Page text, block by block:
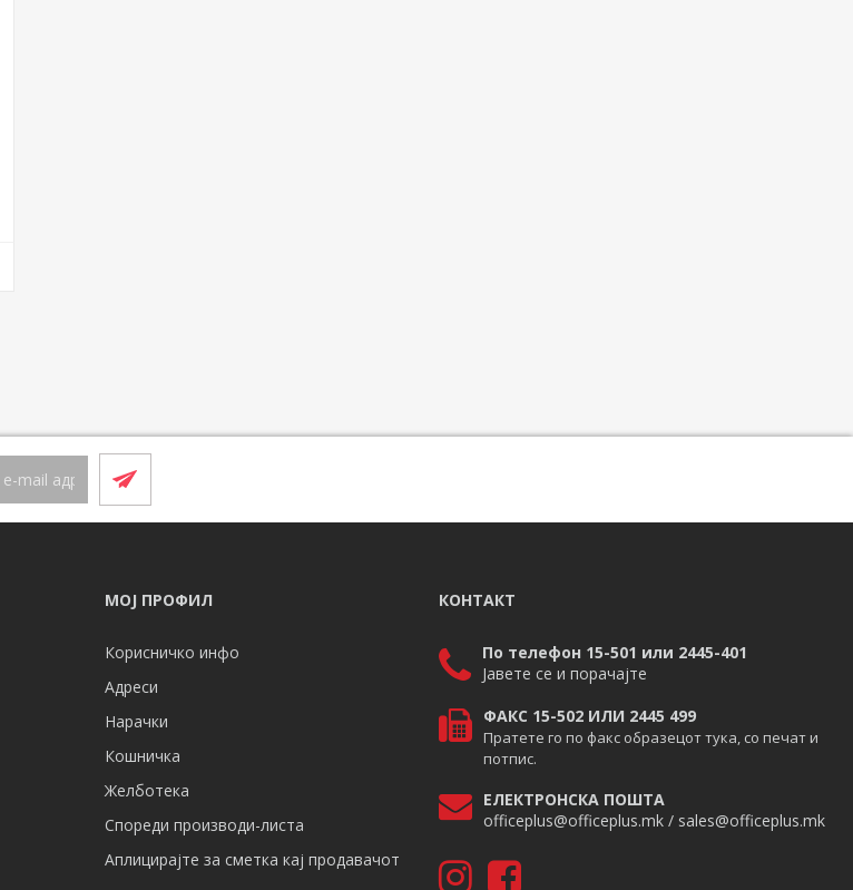
МОЈ ПРОФИЛ
Корисничко инфо
Адреси
Нарачки
Кошничка
Желботека
Спореди производи-листа
Аплицирајте за сметка кај продавачот
КОНТАКТ
По телефон 15-501 или 2445-401
Јавете се и порачајте
ФАКС 15-502 ИЛИ 2445 499
Пратете го по факс образецот тука, со печат и
потпис.
ЕЛЕКТРОНСКА ПОШТА
officeplus@officeplus.mk / sales@officeplus.mk